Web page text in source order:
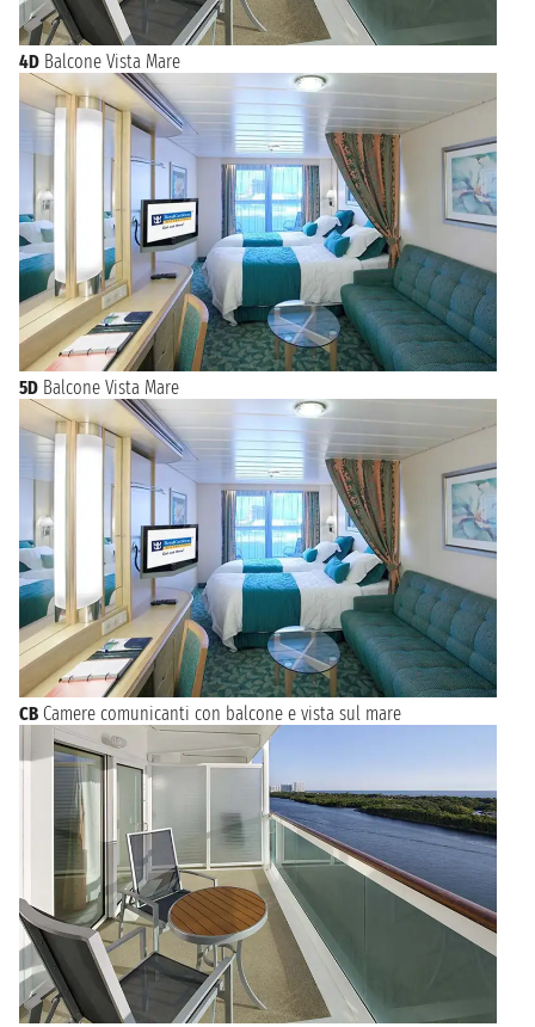
4D Balcone Vista Mare
5D Balcone Vista Mare
CB Camere comunicanti con balcone e vista sul mare